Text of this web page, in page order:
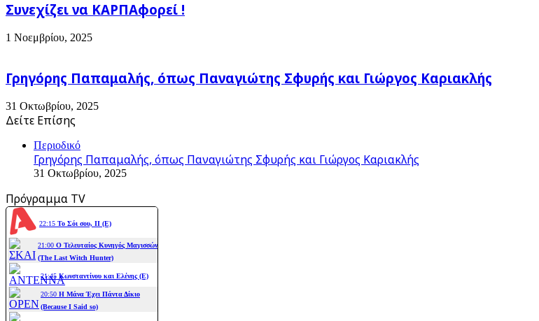
Συνεχίζει να ΚΑΡΠΑφορεί !
1 Νοεμβρίου, 2025
Γρηγόρης Παπαμαλής, όπως Παναγιώτης Σφυρής και Γιώργος Καριακλής
31 Οκτωβρίου, 2025
Δείτε Επίσης
Περιοδικό
Γρηγόρης Παπαμαλής, όπως Παναγιώτης Σφυρής και Γιώργος Καριακλής
31 Οκτωβρίου, 2025
Πρόγραμμα TV